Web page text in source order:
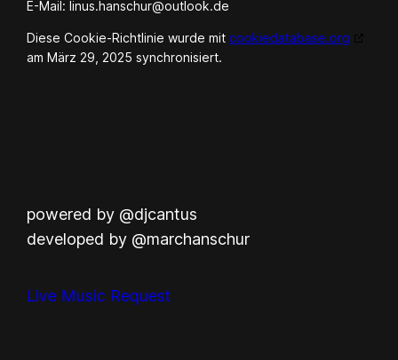
E-Mail:linus.hanschur@outlook.de
Diese Cookie-Richtlinie wurde mitcookiedatabase.org
am März 29, 2025 synchronisiert.
powered by @djcantus
developed by @marchanschur
Live Music Request